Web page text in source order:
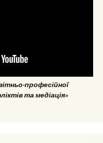
професійної
та медіація»